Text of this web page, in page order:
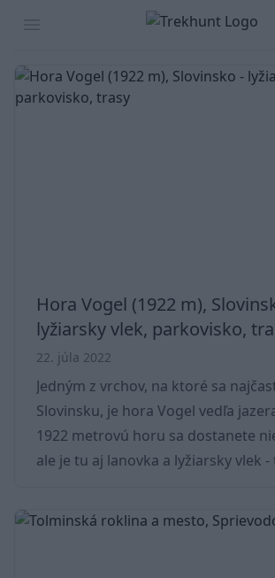
Open menu
Trekhunt
Hora Vogel (1922 m),
lyžiarsky vlek, parkovisko,
22. júla 2022
Jedným z vrchov, na ktoré sa
Slovinsku, je hora Vogel vedľa
1922 metrovú horu sa dostanete
ale je tu aj lanovka a lyžiarsky vlek -
svahoch. Lanovka vyvezie nadšených turistov až
do výšky 1537 metrov, odkiaľ môžete